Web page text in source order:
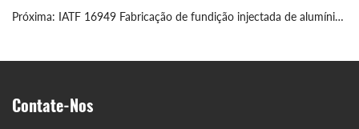
Próxima: IATF 16949 Fabricação de fundição injectada de alumínio automóvel
Contate-Nos